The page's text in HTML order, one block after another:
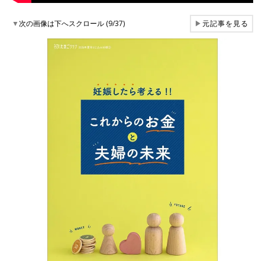
▼次の画像は下へスクロール (9/37) ▶元記事を見る